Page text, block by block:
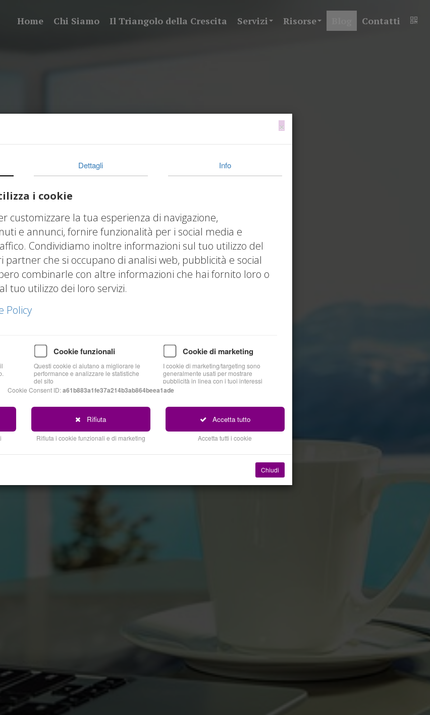
Home Chi Siamo Il Triangolo della Crescita Servizi Risorse Contatti
Blog
×
Dettagli Info
i cookie
customizzare la tua esperienza di navigazione,
e annunci, fornire funzionalità per i social media e
Condividiamo inoltre informazioni sul tuo utilizzo del
partner che si occupano di analisi web, pubblicità e social
combinarle con altre informazioni che hai fornito loro o
tuo utilizzo dei loro servizi.
Policy
Cookie funzionali
Questi cookie ci aiutano a migliorare le
performance e analizzare le statistiche
del sito
Cookie di marketing
I cookie di marketing/targeting sono
generalmente usati per mostrare
pubblicità in linea con i tuoi interessi
Cookie Consent ID:a61b883a1fe37a214b3ab864beea1ade
Rifiuta
Rifiuta i cookie funzionali e di marketing
Accetta tutto
Accetta tutti i cookie
Chiudi